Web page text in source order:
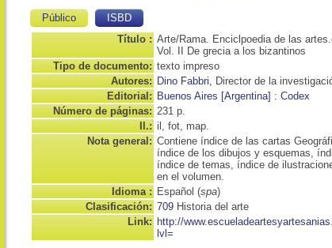
Público
ISBD
Título : Arte/Rama. Enciclpoedia de las
Vol. II De grecia a los bizantinos
Tipo de documento: texto impreso
Autores: Dino Fabbri , Director de la
Editorial: Buenos Aires [Argentina] : Codex
Número de páginas: 231 p.
Il.: il, fot, map.
Nota general: Contiene índice de las cartas
índice de los dibujos y esquemas,
índice de temas, índice de
en el volumen.
Idioma : Español (spa)
Clasificación: 709 Historia del arte
Link: http://
lvl=